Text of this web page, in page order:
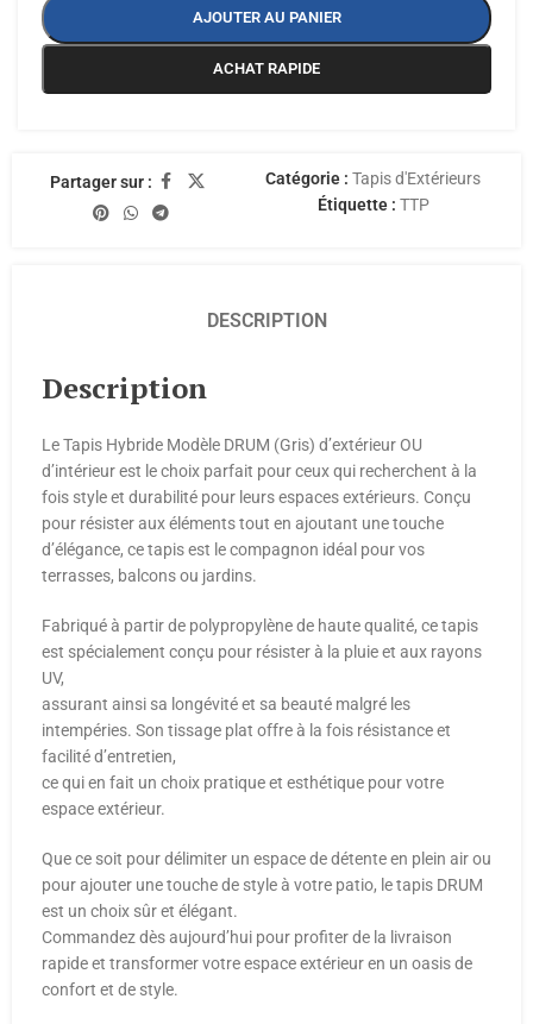
AJOUTER AU PANIER
ACHAT RAPIDE
Partager sur : Catégorie : Tapis d'Extérieurs
Étiquette : TTP
DESCRIPTION
Description
Le Tapis Hybride Modèle DRUM (Gris) d’extérieur OU
d’intérieur est le choix parfait pour ceux qui recherchent à la
fois style et durabilité pour leurs espaces extérieurs. Conçu
pour résister aux éléments tout en ajoutant une touche
d’élégance, ce tapis est le compagnon idéal pour vos
terrasses, balcons ou jardins.
Fabriqué à partir de polypropylène de haute qualité, ce tapis
est spécialement conçu pour résister à la pluie et aux rayons
UV,
assurant ainsi sa longévité et sa beauté malgré les
intempéries. Son tissage plat offre à la fois résistance et
facilité d’entretien,
ce qui en fait un choix pratique et esthétique pour votre
espace extérieur.
Que ce soit pour délimiter un espace de détente en plein air ou
pour ajouter une touche de style à votre patio, le tapis DRUM
est un choix sûr et élégant.
Commandez dès aujourd’hui pour profiter de la livraison
rapide et transformer votre espace extérieur en un oasis de
confort et de style.